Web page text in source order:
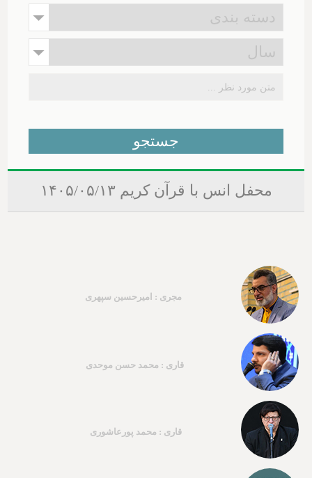
محفل انس با قرآن کریم ۱۴۰۵/۰۵/۱۳
مجری : امیرحسین سپهری
قاری : محمد حسن موحدی
قاری : محمد پورعاشوری